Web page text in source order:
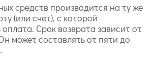
средств производится на ту же
(или счет), с которой
Срок возврата зависит от
может составлять от пяти до